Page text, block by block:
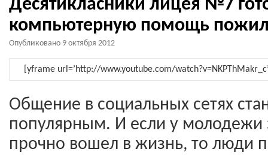
Десятикласники лицея №7
компьютерную помощь
Опубликовано 9 октября 2012
[yframe url=’http://www.youtube.com/
Общение в социальных сетях
популярным. И если у молодежи
прочно вошел в жизнь, то люди